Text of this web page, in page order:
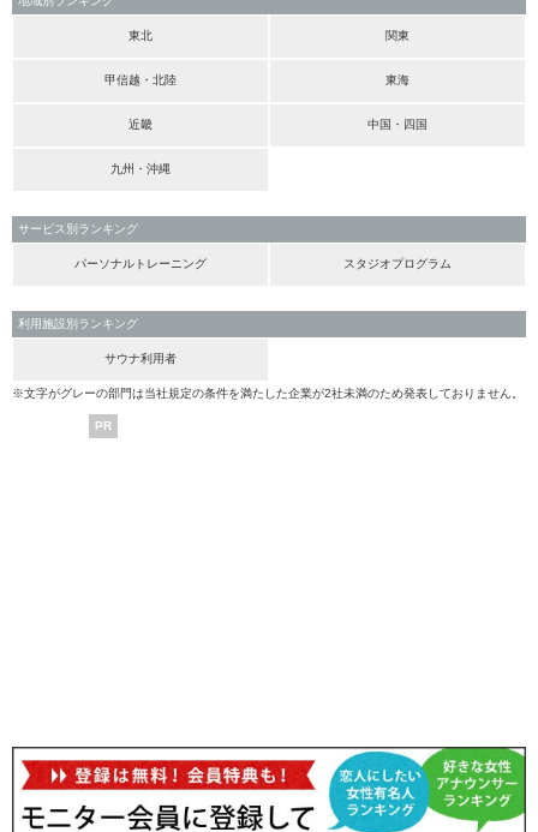
東北 関東
甲信越・北陸 東海
近畿 中国・四国
九州・沖縄
サービス別ランキング
パーソナルトレーニング スタジオプログラム
利用施設別ランキング
サウナ利用者
※文字がグレーの部門は当社規定の条件を満たした企業が2社未満のため発表しておりません。
PR